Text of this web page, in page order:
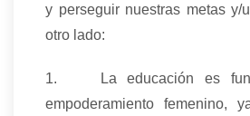
y perseguir nuestras metas y/
otro lado:
1. La educación es
empoderamiento femenino,